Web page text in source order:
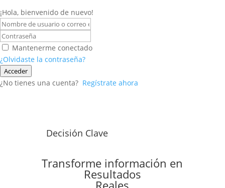
¡Hola, bienvenido de nuevo!
Mantenerme conectado
¿Olvidaste la contraseña?
Acceder
¿No tienes una cuenta? Regístrate ahora
Decisión Clave
Transforme información en
Resultados
Reales